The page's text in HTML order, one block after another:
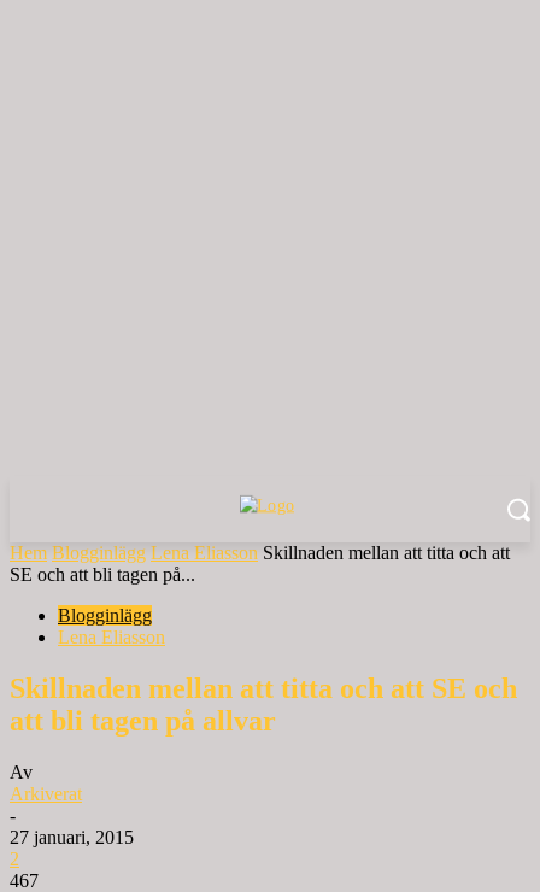
Hem Blogginlägg Lena Eliasson Skillnaden mellan att titta och att
SE och att bli tagen på...
Blogginlägg
Lena Eliasson
Skillnaden mellan att titta och att SE och
att bli tagen på allvar
Av
Arkiverat
-
27 januari, 2015
2
467